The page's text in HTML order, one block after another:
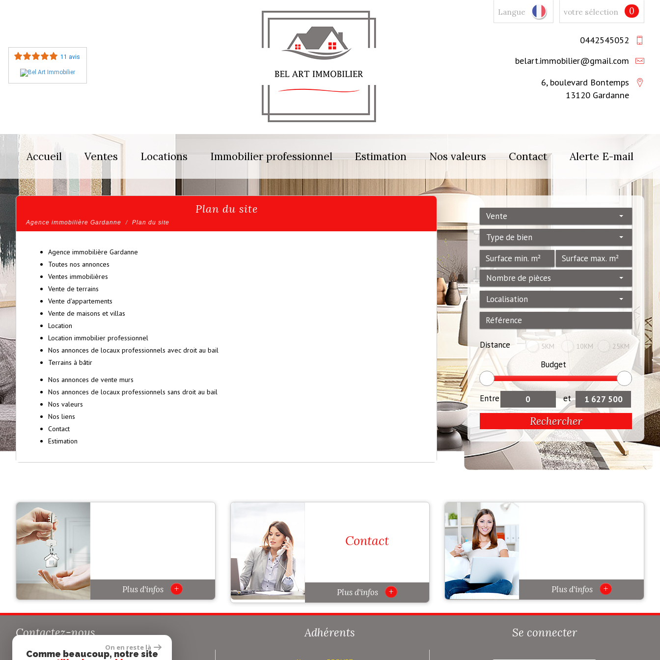
Langue votre sélection 0
0442545052
belart.immobilier@gmail.com
6, boulevard Bontemps
13120 Gardanne
11 avis
Accueil Ventes Locations Immobilier professionnel Estimation Nos valeurs Contact Alerte E-mail
Vente
Type de bien
Nombre de pièces
Localisation
Distance 5KM 10KM 25KM
Budget
Entre et
Rechercher
Plan du site
Agence immobilière Gardanne Plan du site
Agence immobilière Gardanne
Toutes nos annonces
Ventes immobilières
Vente de terrains
Vente d'appartements
Vente de maisons et villas
Location
Location immobilier professionnel
Nos annonces de locaux professionnels avec droit au bail
Terrains à bâtir
Nos annonces de vente murs
Nos annonces de locaux professionnels sans droit au bail
Nos valeurs
Nos liens
Contact
Estimation
Plus d'infos +
Contact
Plus d'infos + Plus d'infos +
Contactez-nous
0442545052
Adhérents Se connecter
On en reste là
Comme beaucoup, notre site